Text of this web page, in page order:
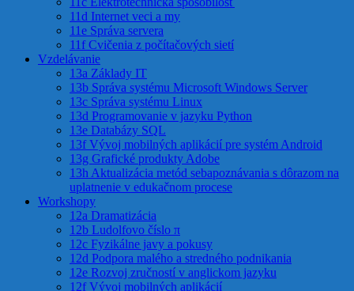
11d Internet veci a my
11e Správa servera
11f Cvičenia z počítačových sietí
Vzdelávanie
13a Základy IT
13b Správa systému Microsoft Windows Server
13c Správa systému Linux
13d Programovanie v jazyku Python
13e Databázy SQL
13f Vývoj mobilných aplikácií pre systém Android
13g Grafické produkty Adobe
13h Aktualizácia metód sebapoznávania s dôrazom na
uplatnenie v edukačnom procese
Workshopy
12a Dramatizácia
12b Ludolfovo číslo π
12c Fyzikálne javy a pokusy
12d Podpora malého a stredného podnikania
12e Rozvoj zručností v anglickom jazyku
12f Vývoj mobilných aplikácií